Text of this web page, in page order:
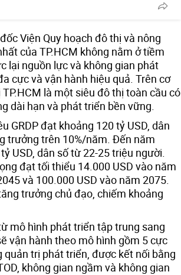
Viện Quy hoạch đô thị và nông
của TP.HCM không nằm ở tiềm
lại nguồn lực và không gian phát
cực và vận hành hiệu quả. Trên cơ
là một siêu đô thị toàn cầu có
dài hạn và phát triển bền vững.
GRDP đạt khoảng 120 tỷ USD, dân
trưởng trên 10%/năm. Đến năm
USD, dân số từ 22-25 triệu người.
đạt tối thiểu 14.000 USD vào năm
và 100.000 USD vào năm 2075.
trưởng chủ đạo, chiếm khoảng
mô hình phát triển tập trung sang
vận hành theo mô hình gồm 5 cực
trị phát triển, được kết nối bằng
không gian ngầm và không gian